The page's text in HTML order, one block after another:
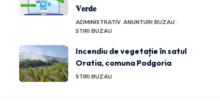
𝐕𝐞𝐫𝐝𝐞
ADMINISTRATIV ANUNTURI BUZAU
STIRI BUZAU
Incendiu de vegetație în satul
Oratia, comuna Podgoria
STIRI BUZAU